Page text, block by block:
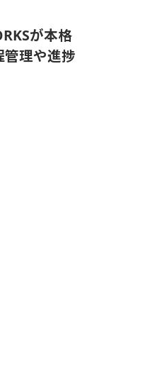
が本格
理や進捗